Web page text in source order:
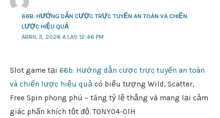
66B: HƯỚNG DẪN CƯỢC TRỰC TUYẾN AN TOÀN VÀ CHIẾN
LƯỢC HIỆU QUẢ
ABRIL 3, 2026 A LAS 12:46 PM
Slot game tại 66b: Hướng dẫn cược trực tuyến an toàn
và chiến lược hiệu quả có biểu tượng Wild, Scatter,
Free Spin phong phú – tăng tỷ lệ thắng và mang lại cảm
giác phấn khích tột độ. TONY04-01H